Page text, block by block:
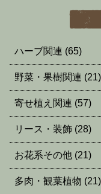
ハーブ関連 (65)
野菜・果樹関連 (21)
寄せ植え関連 (57)
リース・装飾 (28)
お花系その他 (21)
多肉・観葉植物 (21)